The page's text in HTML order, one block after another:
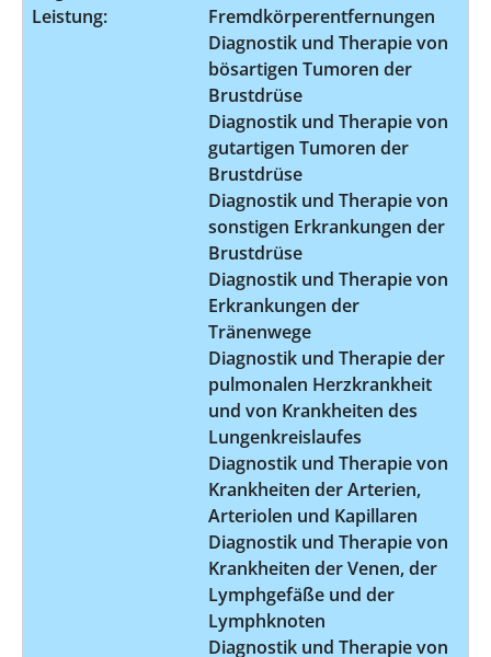
Leistung:
Fremdkörperentfernungen
Diagnostik und Therapie von
bösartigen Tumoren der
Brustdrüse
Diagnostik und Therapie von
gutartigen Tumoren der
Brustdrüse
Diagnostik und Therapie von
sonstigen Erkrankungen der
Brustdrüse
Diagnostik und Therapie von
Erkrankungen der
Tränenwege
Diagnostik und Therapie der
pulmonalen Herzkrankheit
und von Krankheiten des
Lungenkreislaufes
Diagnostik und Therapie von
Krankheiten der Arterien,
Arteriolen und Kapillaren
Diagnostik und Therapie von
Krankheiten der Venen, der
Lymphgefäße und der
Lymphknoten
Diagnostik und Therapie von